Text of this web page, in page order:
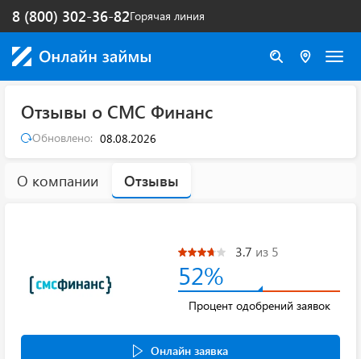
Горячая линия
8 (800) 302-36-82
Отзывы о СМС Финанс
Обновлено: 08.08.2026
О компании Отзывы
3.7 из 5
52%
Процент одобрений заявок
Онлайн заявка